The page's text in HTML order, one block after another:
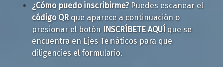
¿Cómo puedo inscribirme?Puedes escanear el
código QRque aparece a continuación o
presionar el botón INSCRÍBETE AQUÍ que se
encuentra en Ejes Temáticos para que
diligencies el formulario.